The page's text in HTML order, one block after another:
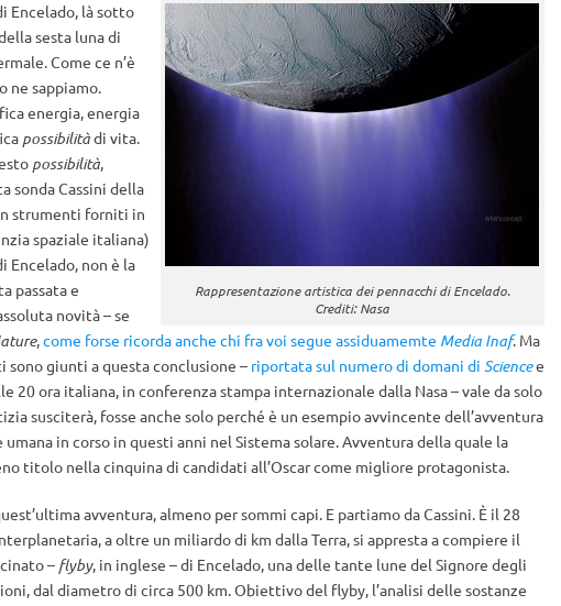
Rappresentazione artistica dei pennacchi di Encelado.
Crediti: Nasa
Encelado, là sotto
sesta luna di
Come ce n’è
ne sappiamo.
energia, energia
possibilitàdi vita.
possibilità,
sonda Cassini della
strumenti forniti in
spaziale italiana)
Encelado, non è la
passata e
novità – se
,come forse ricorda anche chi fra voi segue assiduamemte Media Inaf. Ma
sono giunti a questa conclusione – riportata sul numero di domani di Sciencee
20 ora italiana, in conferenza stampa internazionale dalla Nasa – vale da solo
susciterà, fosse anche solo perché è un esempio avvincente dell’avventura
in corso in questi anni nel Sistema solare. Avventura della quale la
titolo nella cinquina di candidati all’Oscar come migliore protagonista.
avventura, almeno per sommi capi. E partiamo da Cassini. È il 28
a oltre un miliardo di km dalla Terra, si appresta a compiere il
– flyby, in inglese – di Encelado, una delle tante lune del Signore degli
dal diametro di circa 500 km. Obiettivo del flyby, l’analisi delle sostanze